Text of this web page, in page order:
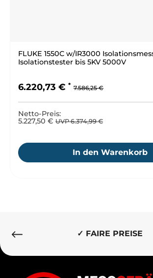
FLUKE 1550C w/IR3000
Isolationstester bis 5KV 5000V
Verkaufspreis:
6.220,73 € Regulärer Preis:
7.586,25 €
Netto-Preis:
5.227,50 € UVP 6.374,99 €
In den Warenkorb
✓ BESTE